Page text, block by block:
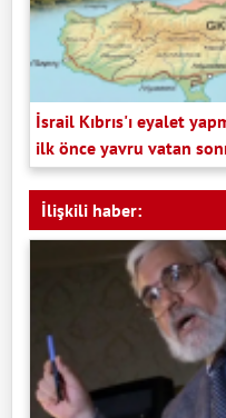
İsrail Kıbrıs'ı eyalet
ilk önce yavru vatan
İlişkili haber: